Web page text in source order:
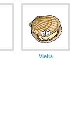
Vieira